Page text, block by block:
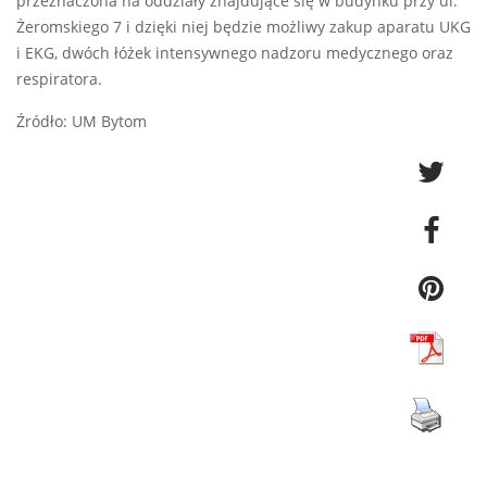
Żeromskiego 7 i dzięki niej będzie możliwy zakup aparatu UKG
i EKG, dwóch łóżek intensywnego nadzoru medycznego oraz
respiratora.
Źródło: UM Bytom